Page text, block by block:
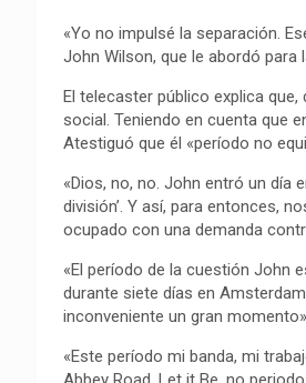
«Yo no impulsé la separación.
John Wilson, que le abordó para
El telecaster público explica
social. Teniendo en cuenta que
Atestiguó que él «período no
«Dios, no, no. John entró un día
división’. Y así, para entonces,
ocupado con una demanda
«El período de la cuestión John
durante siete días en
inconveniente un gran
«Este período mi banda, mi